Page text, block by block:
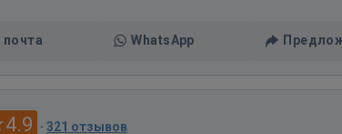
почта WhatsApp
4.9 · 321 отзывов